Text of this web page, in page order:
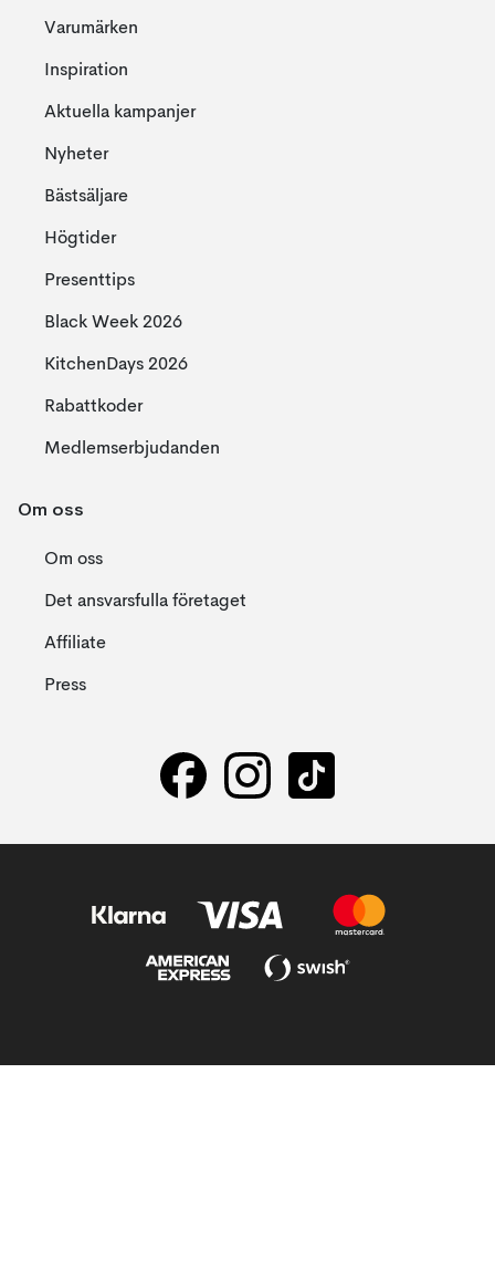
Varumärken
Inspiration
Aktuella kampanjer
Nyheter
Bästsäljare
Högtider
Presenttips
Black Week 2026
KitchenDays 2026
Rabattkoder
Medlemserbjudanden
Om oss
Om oss
Det ansvarsfulla företaget
Affiliate
Press